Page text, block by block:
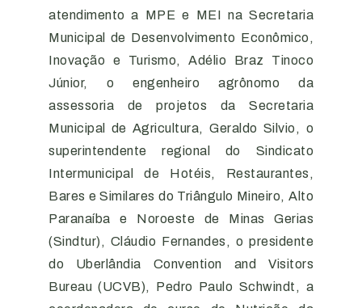
atendimento a MPE e MEI na Secretaria
Municipal de Desenvolvimento Econômico,
Inovação e Turismo, Adélio Braz Tinoco
Júnior, o engenheiro agrônomo da
assessoria de projetos da Secretaria
Municipal de Agricultura, Geraldo Silvio, o
superintendente regional do Sindicato
Intermunicipal de Hotéis, Restaurantes,
Bares e Similares do Triângulo Mineiro, Alto
Paranaíba e Noroeste de Minas Gerias
(Sindtur), Cláudio Fernandes, o presidente
do Uberlândia Convention and Visitors
Bureau (UCVB), Pedro Paulo Schwindt, a